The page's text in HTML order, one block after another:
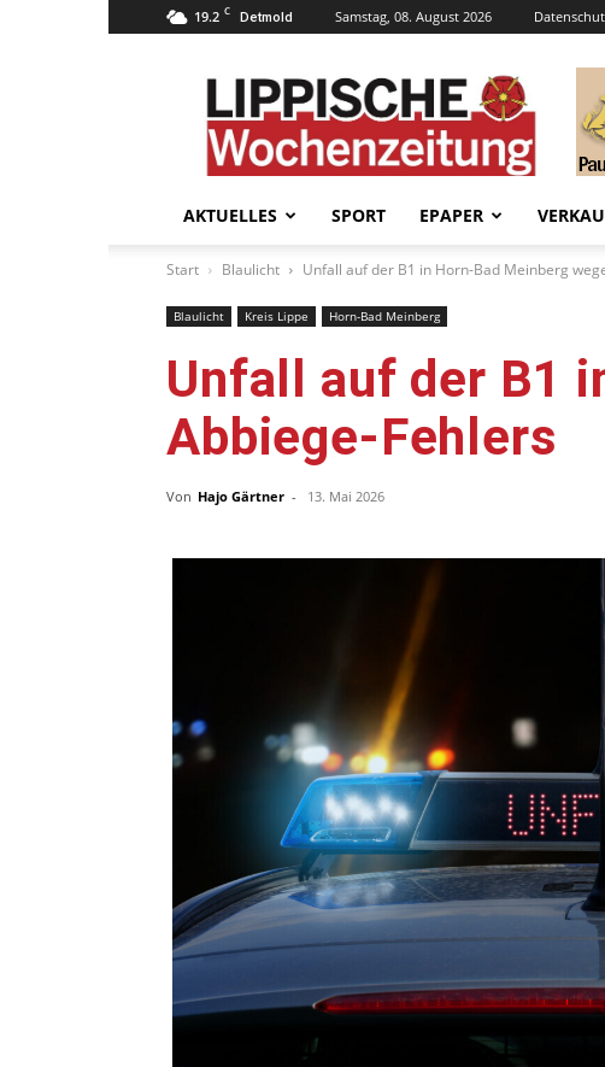
19.2 C Detmold Samstag, 08. August 2026
Lippische
Wochenzeitung
–
LWZ24.de
AKTUELLES SPORT EPAPER
Start Blaulicht Unfall auf der B1 in Horn-Bad Meinberg
Blaulicht Kreis Lippe Horn-Bad Meinberg
Unfall auf der B1
Abbiege-Fehlers
Von Hajo Gärtner - 13. Mai 2026